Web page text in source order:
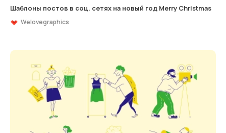
Шаблоны постов в соц. сетях на новый год Merry Christmas
Welovegraphics